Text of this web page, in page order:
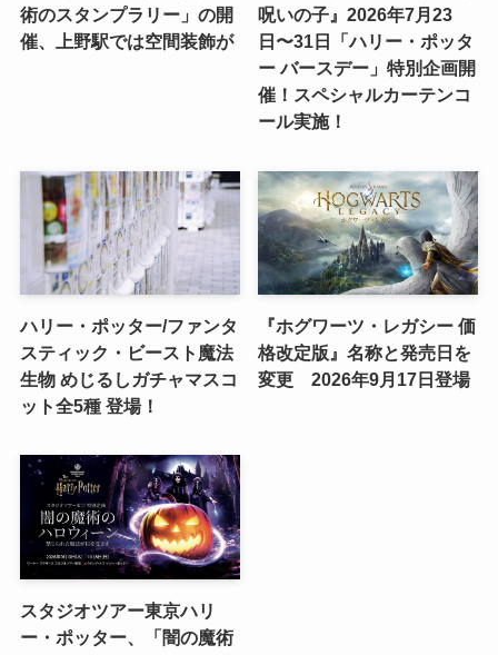
術のスタンプラリー」の開
催、上野駅では空間装飾が
呪いの子』2026年7月23
日〜31日「ハリー・ポッタ
ー バースデー」特別企画開
催！スペシャルカーテンコ
ール実施！
ハリー・ポッター/ファンタ
スティック・ビースト魔法
生物 めじるしガチャマスコ
ット全5種 登場！
『ホグワーツ・レガシー 価
格改定版』名称と発売日を
変更 2026年9月17日登場
スタジオツアー東京ハリ
ー・ポッター、「闇の魔術